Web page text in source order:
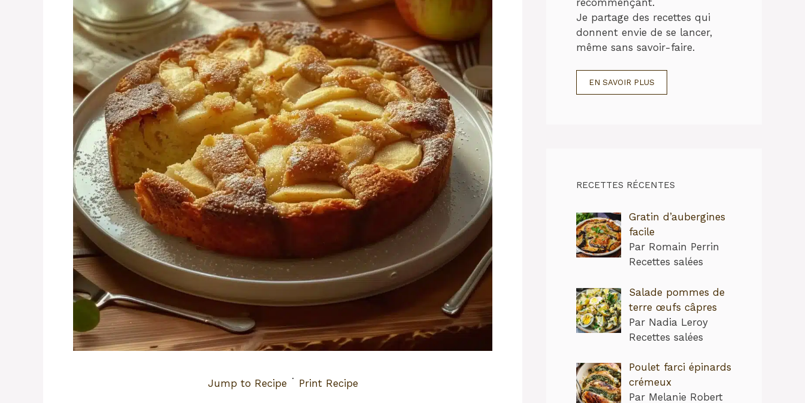
Jump to Recipe · Print Recipe
Je partage des recettes qui
donnent envie de se lancer,
même sans savoir-faire.
EN SAVOIR PLUS
RECETTES RÉCENTES
Gratin d’aubergines
facile
Par Romain Perrin
Recettes salées
Salade pommes de
terre œufs câpres
Par Nadia Leroy
Recettes salées
Poulet farci épinards
crémeux
Par Melanie Robert